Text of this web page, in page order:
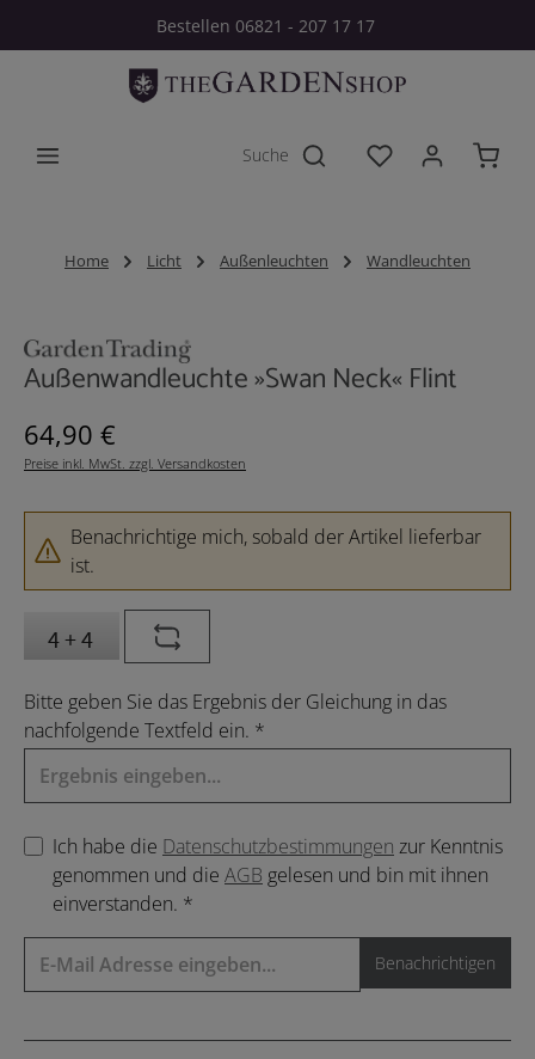
Zum Hauptinhalt springenBestellen 06821 - 207 17 17
Du hast 0
Home Licht Außenleuchten Wandleuchten
Außenwandleuchte »Swan Neck« Flint
Regulärer Preis:
64,90 €
Preise inkl. MwSt. zzgl. Versandkosten
Benachrichtige mich, sobald der Artikel lieferbar
ist.
Bitte geben Sie das Ergebnis der Gleichung in das
nachfolgende Textfeld ein. *
Ich habe die Datenschutzbestimmungen zur Kenntnis
genommen und die AGB gelesen und bin mit ihnen
einverstanden. *
Benachrichtigen